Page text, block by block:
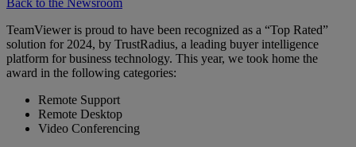
TeamViewer is proud to have been recognized as a “Top Rated”
solution for 2024, by TrustRadius, a leading buyer intelligence
platform for business technology. This year, we took home the
award in the following categories:
Remote Support
Remote Desktop
Video Conferencing